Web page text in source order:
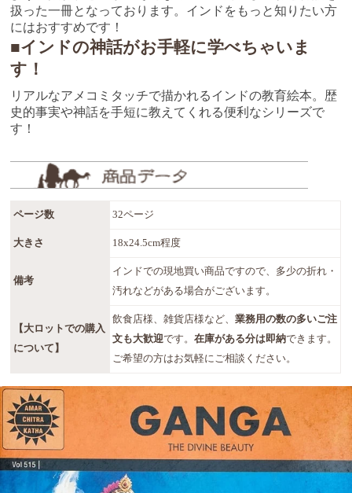
扱った一冊となっております。インドをもっと知りたい方
にはおすすめです！
■インドの神話がお手軽に学べちゃいま
す！
リアルなアメコミタッチで描かれるインドの教育絵本。歴
史的事実や神話を手短に教えてくれる便利なシリーズで
す！
ページ数 32ページ
大きさ 18x24.5cm程度
備考
インドでの現地買い商品ですので、多少の折れ・
汚れなどがある場合がございます。
【大ロットでの購入
について】
飲食店様、雑貨店様など、業務用の数の多いご注
文も大歓迎です。在庫がある分は即納できます。
ご希望の方はお気軽にご相談ください。